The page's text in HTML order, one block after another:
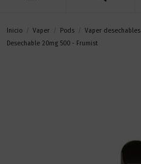
Inicio Vaper Pods Vaper desechables
Desechable 20mg 500 - Frumist